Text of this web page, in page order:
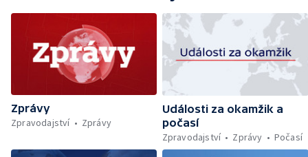
Vzácný materiál z rašeliniště v Jeseníkách —
Česká ConsilTech kupuje norskou
společnost Madshus — Ocenění Gentlemana
silnic za záchranu života — Další teplotní
rekordy v Česku — Rekordní teplota
naměřená na Moravě — Klimatizace v MHD —
Klimatizace na dětských odděleních
nemocnic — Klimatizace v domácnostech —
Žaloba proti Trumpovým clům — Záchrana
migrantů v Lamanšském průlivu — Čištění
Karlova mostu — Sběr borůvek v
Zprávy
Zpravodajství
Zprávy
Události za okamžik a
počasí
Zpravodajství
Zprávy Počasí